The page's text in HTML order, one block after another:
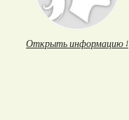
Открыть информацию ↓